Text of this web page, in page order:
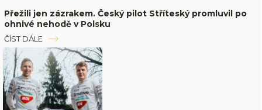
Přežili jen zázrakem. Český pilot Stříteský promluvil po
ohnivé nehodě v Polsku
ČÍST DÁLE